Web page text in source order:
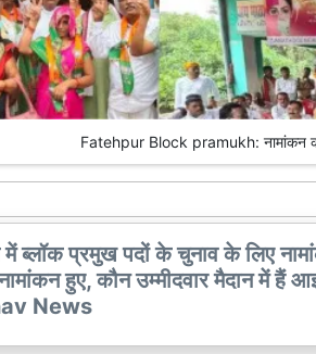
Fatehpur Block pramukh: नामांकन
ब्लॉक प्रमुख पदों के चुनाव के लिए
हुए, कौन उम्मीदवार मैदान में
News